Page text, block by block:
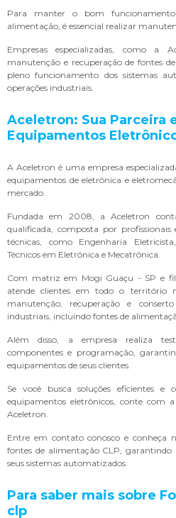
Para manter o bom
alimentação, é essencial realizar
Empresas especializadas, como a
manutenção e recuperação de fontes
pleno funcionamento dos sistemas
operações industriais.
Aceletron: Sua Parceira
Equipamentos
A Aceletron é uma empresa
equipamentos de eletrônica e
mercado.
Fundada em 2008, a Aceletron
qualificada, composta por profissionais
técnicas, como Engenharia
Técnicos em Eletrônica e Mecatrônica.
Com matriz em Mogi Guaçu - SP e
atende clientes em todo o território
manutenção, recuperação e
industriais, incluindo fontes de
Além disso, a empresa realiza
componentes e programação,
equipamentos de seus clientes.
Se você busca soluções eficientes e
equipamentos eletrônicos, conte com
Aceletron.
Entre em contato conosco e conheça
fontes de alimentação CLP, garantindo
seus sistemas automatizados.
Para saber mais sobre
clp